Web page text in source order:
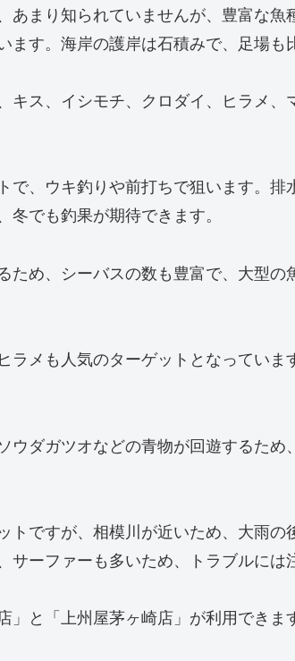
あまり知られていませんが、豊富な魚
ます。海岸の護岸は石積みで、足場も
ス、イシモチ、クロダイ、ヒラメ、
で、ウキ釣りや前打ちで狙います。排
でも釣果が期待できます。
ため、シーバスの数も豊富で、大型の
ラメも人気のターゲットとなってい
ウダガツオなどの青物が回遊するため
トですが、相模川が近いため、大雨の
ーファーも多いため、トラブルには
と「上州屋茅ヶ崎店」が利用できま